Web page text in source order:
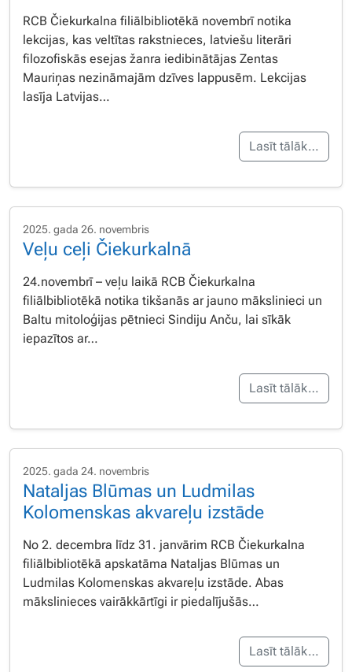
RCB Čiekurkalna filiālbibliotēkā novembrī notika
lekcijas, kas veltītas rakstnieces, latviešu literāri
filozofiskās esejas žanra iedibinātājas Zentas
Mauriņas nezināmajām dzīves lappusēm. Lekcijas
lasīja Latvijas…
Lasīt tālāk…
2025. gada 26. novembris
Veļu ceļi Čiekurkalnā
24.novembrī – veļu laikā RCB Čiekurkalna
filiālbibliotēkā notika tikšanās ar jauno mākslinieci un
Baltu mitoloģijas pētnieci Sindiju Anču, lai sīkāk
iepazītos ar…
Lasīt tālāk…
2025. gada 24. novembris
Nataljas Blūmas un Ludmilas
Kolomenskas akvareļu izstāde
No 2. decembra līdz 31. janvārim RCB Čiekurkalna
filiālbibliotēkā apskatāma Nataljas Blūmas un
Ludmilas Kolomenskas akvareļu izstāde. Abas
mākslinieces vairākkārtīgi ir piedalījušās…
Lasīt tālāk…